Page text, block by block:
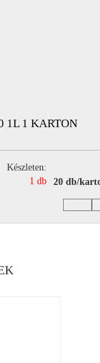
1L 1 KARTON
Készleten:
1 db
20 db/